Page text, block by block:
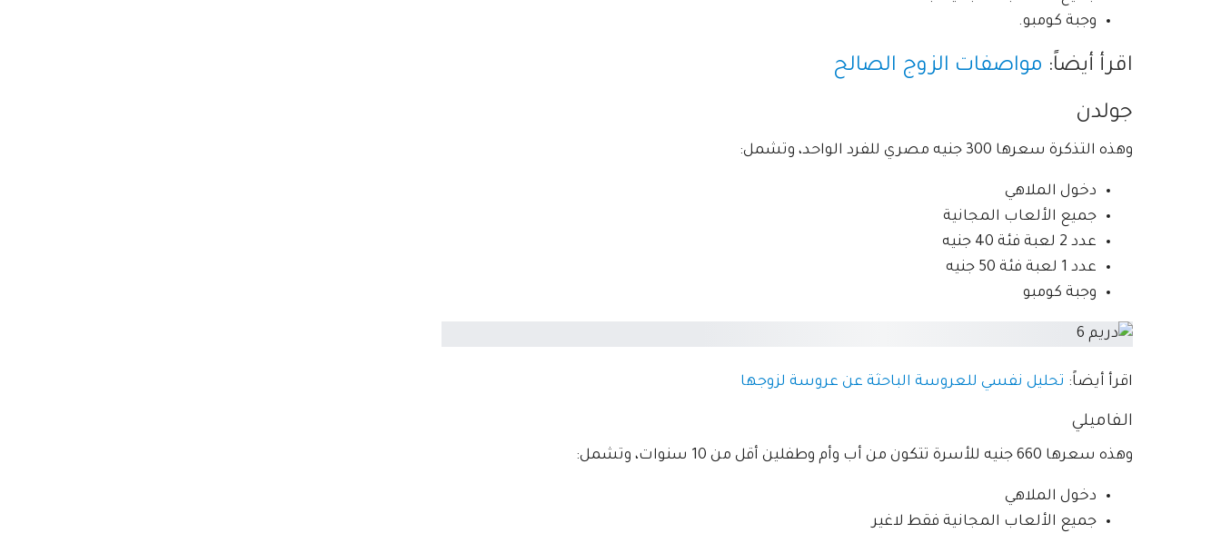
وجبة كومبو.
اقرأ أيضاً: مواصفات الزوج الصالح
جولدن
وهذه التذكرة سعرها 300 جنيه مصري للفرد الواحد، وتشمل:
دخول الملاهي
جميع الألعاب المجانية
عدد 2 لعبة فئة 40 جنيه
عدد 1 لعبة فئة 50 جنيه
وجبة كومبو
اقرأ أيضاً: تحليل نفسي للعروسة الباحثة عن عروسة لزوجها
الفاميلي
وهذه سعرها 660 جنيه للأسرة تتكون من أب وأم وطفلين أقل من 10 سنوات، وتشمل:
دخول الملاهي
جميع الألعاب المجانية فقط لاغير